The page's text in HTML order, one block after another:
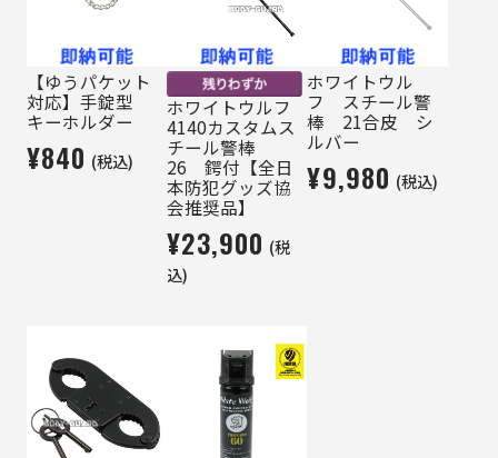
【ゆうパケット
対応】手錠型
キーホルダー
¥840 (税込)
ホワイトウルフ
4140カスタムス
チール警棒
26 鍔付【全日
本防犯グッズ協
会推奨品】
¥23,900 (税
込)
ホワイトウル
フ スチール警
棒 21合皮 シ
ルバー
¥9,980 (税込)